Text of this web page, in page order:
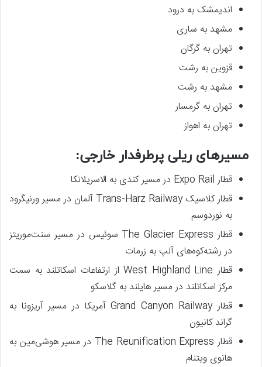
اندیمشک به درود
مشهد به ساری
تهران به گرگان
قزوین به رشت
مشهد به رشت
تهران به گرمسار
تهران به اهواز
مسیرهای ریلی پرطرفدار خارجی:
قطار Expo Rail در مسیر کندی به الاسریلانکا
قطار کلاسیک Trans-Harz Railway آلمان در مسیر ورنیگرود
به نوردوسم
قطار The Glacier Express سوئیس در مسیر سنت‌موریتز
در رشته‌کوه‌های آلپ به زرمات
قطار West Highland Line از ارتفاعات اسکاتلند به سمت
مرکز اسکاتلند در مسیر هایلند به گلاسکو
قطار Grand Canyon Railway آمریکا در مسیر آریزونا به
گراند کانیون
قطار The Reunification Express در مسیر هوشی‌مین به
هانوی ویتنام